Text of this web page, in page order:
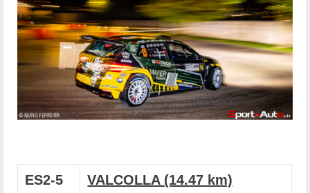
ES2-5 VALCOLLA (14.47 km)